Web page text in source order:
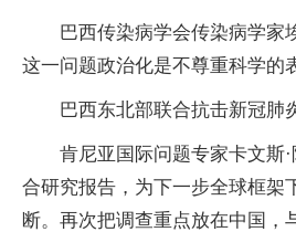
巴西传染病学会传染病学家
这一问题政治化是不尊重科学的
巴西东北部联合抗击新冠肺
肯尼亚国际问题专家卡文斯
合研究报告，为下一步全球框架
断。再次把调查重点放在中国，